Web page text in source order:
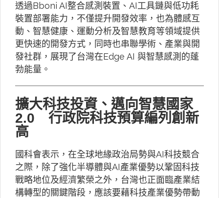
透過Bboni AI整合感測裝置、AI工具鏈與低功耗
裝置部署能力，不僅提升開發效率，也為體感互
動、智慧健康、運動分析及智慧教育等領域提供
更快速的開發方式，同時也串聯學術、產業與開
發社群，展現了台灣在Edge AI 與智慧感測的蓬
勃能量。
擴大科技投資、邁向智慧國家
2.0 行政院科技預算編列創新
高
國科會表示，在全球地緣政治局勢與AI科技競合
之際，除了強化半導體與AI產業優勢以鞏固科技
戰略地位及經濟繁榮之外，台灣也正面臨產業結
構轉型的關鍵階段，應該要藉科技產業優勢帶動